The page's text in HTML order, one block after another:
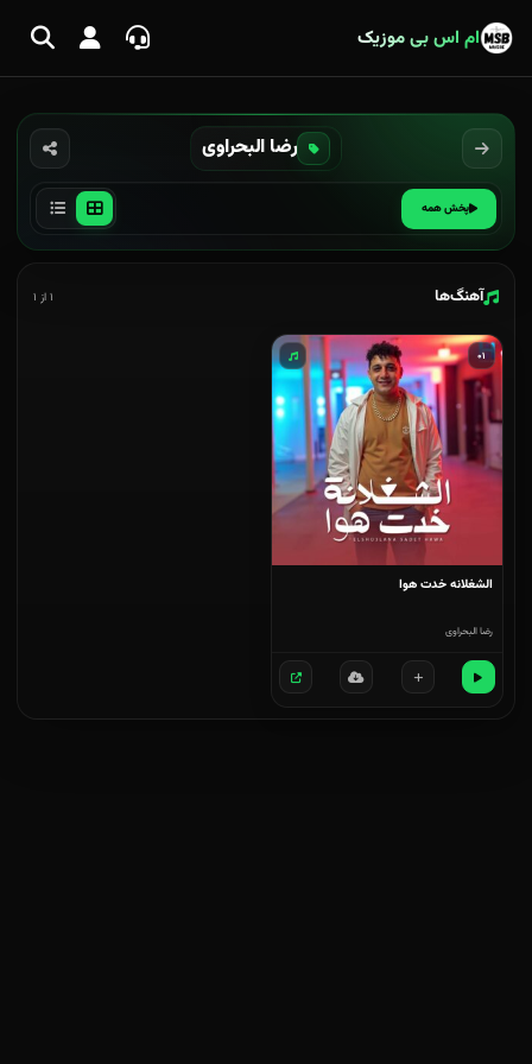
ام اس بی موزیک
رضا البحراوی
پخش همه
آهنگ‌ها ۱ از ۱
۰۱
الشغلانه خدت هوا
رضا البحراوی